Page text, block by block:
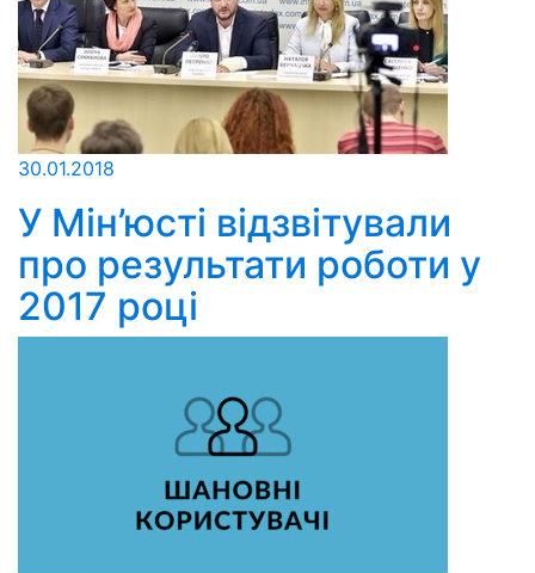
30.01.2018
У Мін’юсті відзвітували
про результати роботи у
2017 році